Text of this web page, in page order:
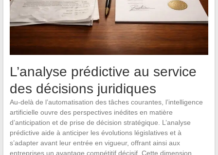
L’analyse prédictive au service
des décisions juridiques
Au-delà de l’automatisation des tâches courantes, l’intelligence
artificielle ouvre des perspectives inédites en matière
d’anticipation et de prise de décision stratégique. L’analyse
prédictive aide à anticiper les évolutions législatives et à
s’adapter avant leur entrée en vigueur, offrant ainsi aux
entreprises un avantage compétitif décisif. Cette dimension